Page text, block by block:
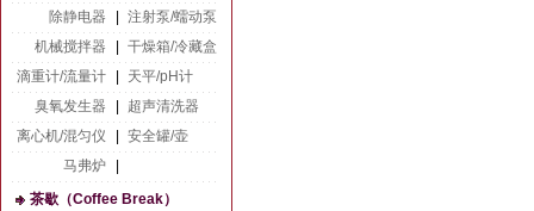
除静电器
注射泵/蠕动泵
机械搅拌器
干燥箱/冷藏盒
滴重计/流量计
天平/pH计
臭氧发生器
超声清洗器
离心机/混匀仪
安全罐/壶
马弗炉
茶歇（Coffee Break）